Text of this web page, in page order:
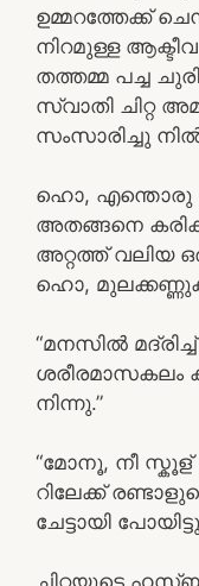
ഉമ്മറത്തേക്ക്
നിറമുള്ള
തത്തമ്മ പച്ച
സ്വാതി ചിറ്റ
സംസാരിച്ചു
ഹൊ, എന്തൊരു
അതങ്ങനെ
അറ്റത്ത് വലിയ
ഹൊ,
“മനസിൽ
ശരീരമാസകലം
നിന്നു.”
“മോനൂ, നീ
റിലേക്ക്
ചേട്ടായി
ചിറ്റയുടെ